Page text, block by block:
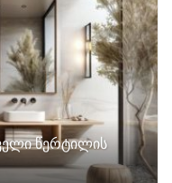
წერტილის